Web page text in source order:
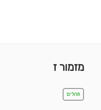
מזמור ז
תהלים